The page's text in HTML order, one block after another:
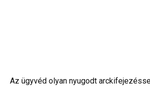
Az ügyvéd olyan nyugodt